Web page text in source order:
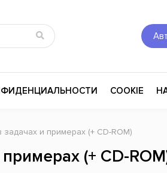
Поэзия
COOKIE
задачах и примерах (+ CD-ROM)
(+ CD-